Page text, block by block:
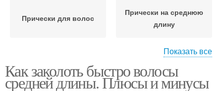
Прически для волос
Прически на среднюю
длину
Красивые прически Базовые прически
Показать все
Как заколоть быстро волосы
средней длины. Плюсы и минусы